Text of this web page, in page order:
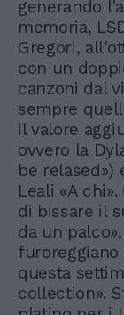
generando
memoria,
Gregori,
con un
canzoni dal
sempre
il valore
ovvero la
be relased»)
Leali «A
di bissare il
da un
furoreggiano
questa
collection».